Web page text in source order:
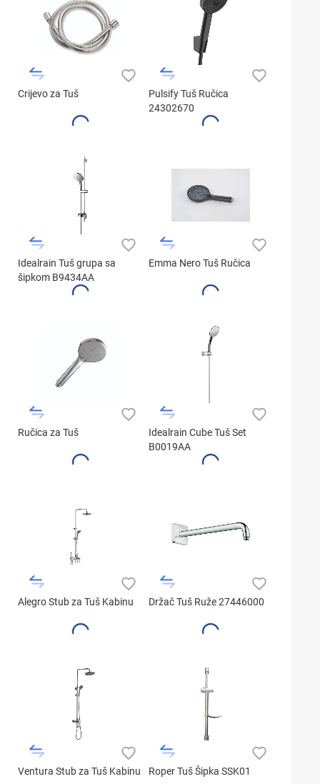
Crijevo za Tuš
Pulsify Tuš Ručica
24302670
Idealrain Tuš grupa sa
šipkom B9434AA
Emma Nero Tuš Ručica
Ručica za Tuš
Idealrain Cube Tuš Set
B0019AA
Alegro Stub za Tuš Kabinu Držač Tuš Ruže 27446000
Ventura Stub za Tuš Kabinu Roper Tuš Šipka SSK01